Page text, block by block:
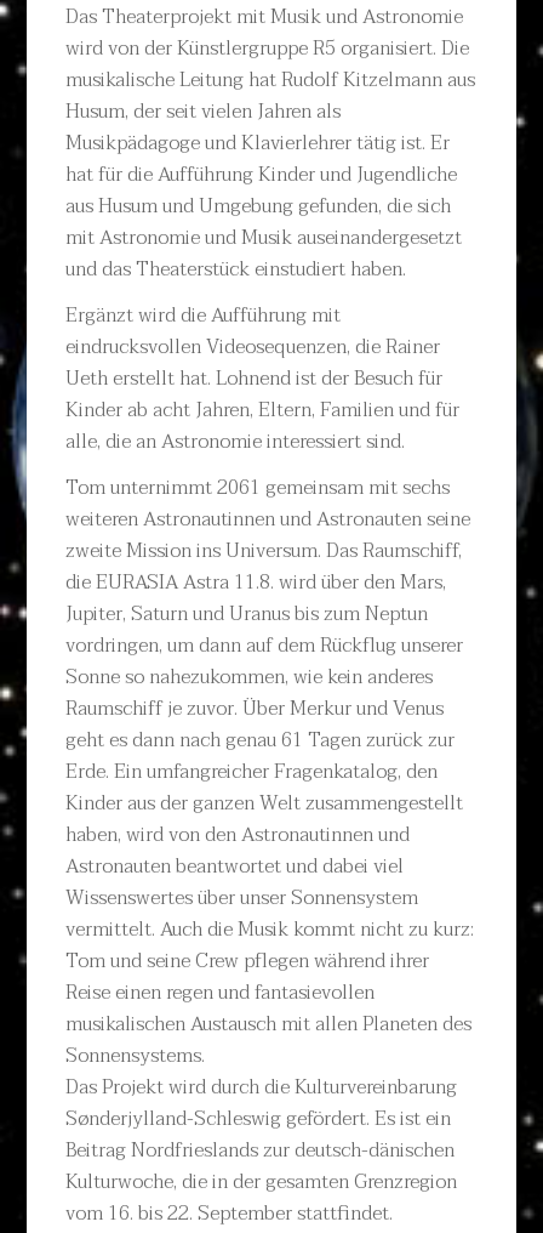
Das Theaterprojekt mit Musik und Astronomie
wird von der Künstlergruppe R5 organisiert. Die
musikalische Leitung hat Rudolf Kitzelmann aus
Husum, der seit vielen Jahren als
Musikpädagoge und Klavierlehrer tätig ist. Er
hat für die Aufführung Kinder und Jugendliche
aus Husum und Umgebung gefunden, die sich
mit Astronomie und Musik auseinandergesetzt
und das Theaterstück einstudiert haben.
Ergänzt wird die Aufführung mit
eindrucksvollen Videosequenzen, die Rainer
Ueth erstellt hat. Lohnend ist der Besuch für
Kinder ab acht Jahren, Eltern, Familien und für
alle, die an Astronomie interessiert sind.
Tom unternimmt 2061 gemeinsam mit sechs
weiteren Astronautinnen und Astronauten seine
zweite Mission ins Universum. Das Raumschiff,
die EURASIA Astra 11.8. wird über den Mars,
Jupiter, Saturn und Uranus bis zum Neptun
vordringen, um dann auf dem Rückflug unserer
Sonne so nahezukommen, wie kein anderes
Raumschiff je zuvor. Über Merkur und Venus
geht es dann nach genau 61 Tagen zurück zur
Erde. Ein umfangreicher Fragenkatalog, den
Kinder aus der ganzen Welt zusammengestellt
haben, wird von den Astronautinnen und
Astronauten beantwortet und dabei viel
Wissenswertes über unser Sonnensystem
vermittelt. Auch die Musik kommt nicht zu kurz:
Tom und seine Crew pflegen während ihrer
Reise einen regen und fantasievollen
musikalischen Austausch mit allen Planeten des
Sonnensystems.
Das Projekt wird durch die Kulturvereinbarung
Sønderjylland-Schleswig gefördert. Es ist ein
Beitrag Nordfrieslands zur deutsch-dänischen
Kulturwoche, die in der gesamten Grenzregion
vom 16. bis 22. September stattfindet.